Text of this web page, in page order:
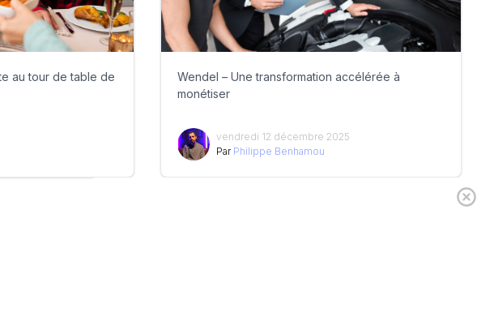
au tour de table de
Wendel – Une transformation accélérée à
monétiser
vendredi 12 décembre 2025
Par Philippe Benhamou